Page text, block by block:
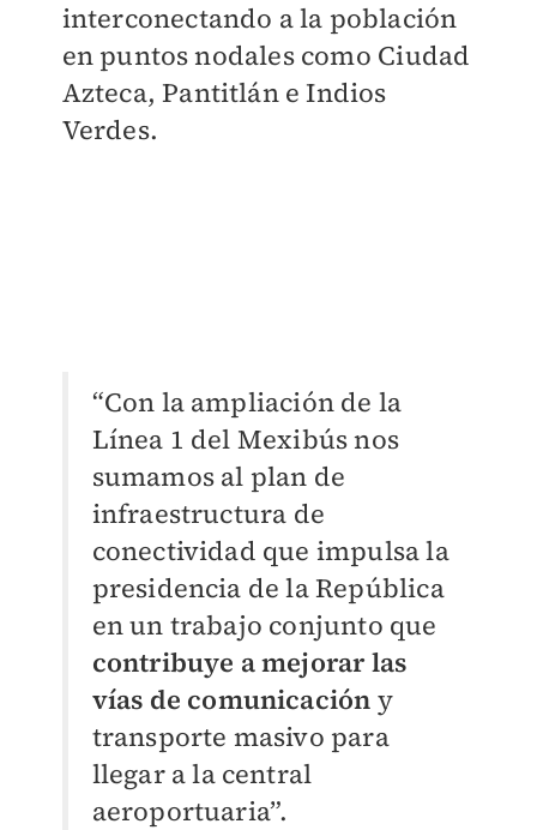
interconectando a la población
en puntos nodales como Ciudad
Azteca, Pantitlán e Indios
Verdes.
“Con la ampliación de la
Línea 1 del Mexibús nos
sumamos al plan de
infraestructura de
conectividad que impulsa la
presidencia de la República
en un trabajo conjunto que
contribuye a mejorar las
vías de comunicación y
transporte masivo para
llegar a la central
aeroportuaria”.